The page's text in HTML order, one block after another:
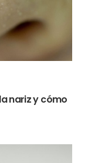
nariz y cómo